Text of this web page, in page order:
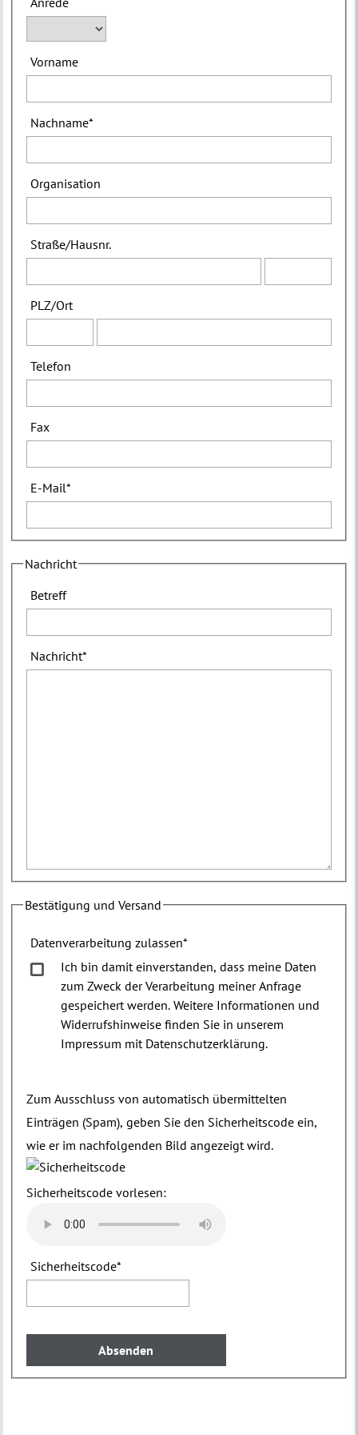
Vorname
Nachname*
Organisation
Straße/Hausnr.
PLZ/Ort
Telefon
Fax
E-Mail*
Nachricht
Betreff
Nachricht*
Bestätigung und Versand
Datenverarbeitung zulassen*
Ich bin damit einverstanden, dass meine Daten
zum Zweck der Verarbeitung meiner Anfrage
gespeichert werden. Weitere Informationen und
Widerrufshinweise finden Sie in unserem
Impressum mit Datenschutzerklärung.
Zum Ausschluss von automatisch übermittelten
Einträgen (Spam), geben Sie den Sicherheitscode ein,
wie er im nachfolgenden Bild angezeigt wird.
Sicherheitscode vorlesen:
Sicherheitscode*